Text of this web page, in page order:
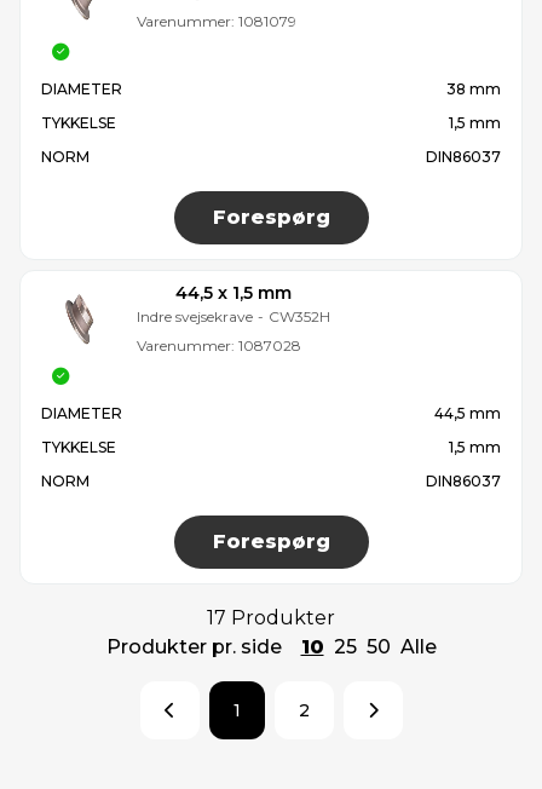
Varenummer: 1081079
DIAMETER
38 mm
TYKKELSE
1,5 mm
NORM
DIN86037
Forespørg
44,5 x 1,5 mm
Indre svejsekrave - CW352H
Varenummer: 1087028
DIAMETER
44,5 mm
TYKKELSE
1,5 mm
NORM
DIN86037
Forespørg
17 Produkter
Produkter pr. side
10 25 50 Alle
1 2